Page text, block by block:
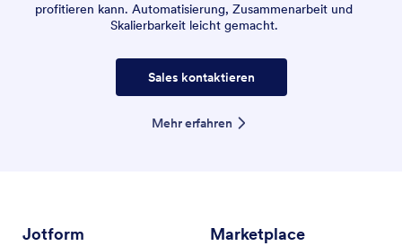
profitieren kann. Automatisierung, Zusammenarbeit und
Skalierbarkeit leicht gemacht.
Sales kontaktieren
Mehr erfahren
Jotform Marketplace